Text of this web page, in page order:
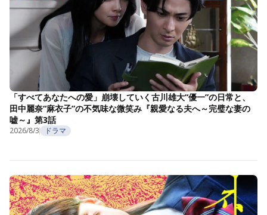
「すべてあなたへの愛」崩壊していく古川雄大“優一”の日常と、
田中麗奈“麻衣子”の不気味な微笑み『親愛なる夫へ～完璧な妻の
嘘～』第3話
2026/8/3 ドラマ